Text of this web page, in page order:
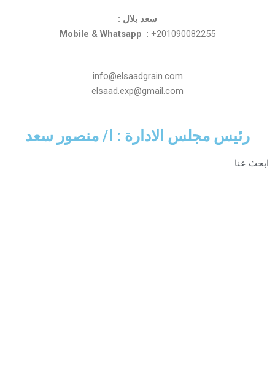
سعد بلال :
Mobile & Whatsapp : +201090082255
info@elsaadgrain.com
elsaad.exp@gmail.com
رئيس مجلس الادارة : ا/ منصور سعد
ابحث عنا